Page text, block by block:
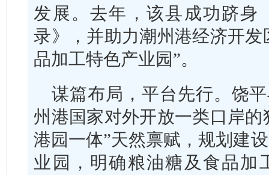
发展。去年，该县成功跻身
录》，并助力潮州港经济开
品加工特色产业园”。
谋篇布局，平台先行。饶
州港国家对外开放一类口岸
港园一体”天然禀赋，规划建
业园，明确粮油糖及食品加